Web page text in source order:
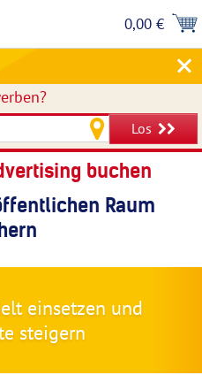
0,00 €
Los
buchen
Raum
einsetzen und
steigern